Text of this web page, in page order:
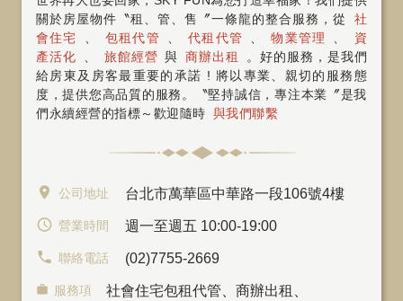
關於房屋物件〝租、管、售〞一條龍的整合服務，從
社
會住宅
包租代管 代租代管 物業管理
資
產活化
旅館經營 與 商辦出租
。好的服務，是我們
給房東及房客最重要的承諾 ! 將以專業、親切的服務態
度，提供您高品質的服務。〝堅持誠信，專注本業〞是我
們永續經營的指標～歡迎隨時 與我們聯繫
公司地址 台北市萬華區中華路一段106號4樓
營業時間 週一至週五 10:00-19:00
聯絡電話 (02)7755-2669
服務項
社會住宅包租代管 、商辦出租